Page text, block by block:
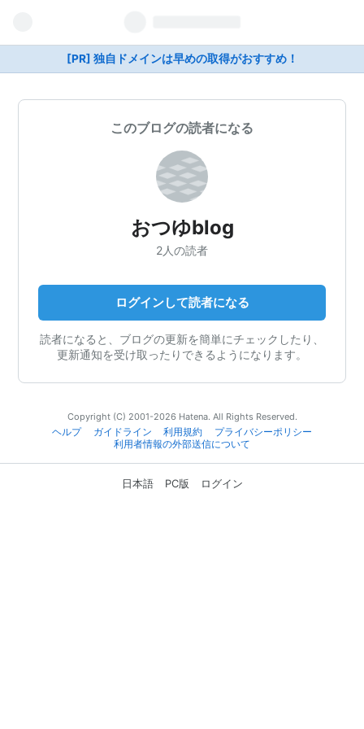
[PR] 独自ドメインは早めの取得がおすすめ！
このブログの読者になる
おつゆblog
2人の読者
ログインして読者になる
読者になると、ブログの更新を簡単にチェックしたり、
更新通知を受け取ったりできるようになります。
Copyright (C) 2001-2026 Hatena. All Rights Reserved.
ヘルプ
ガイドライン 利用規約
プライバシーポリシー
利用者情報の外部送信について
日本語 PC版 ログイン